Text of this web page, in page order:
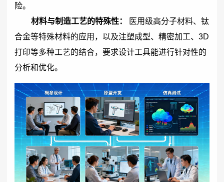
险。
材料与制造工艺的特殊性：
医用级高分子材料、钛
合金等特殊材料的应用，以及注塑成型、精密加工、3D
打印等多种工艺的结合，要求设计工具能进行针对性的
分析和优化。